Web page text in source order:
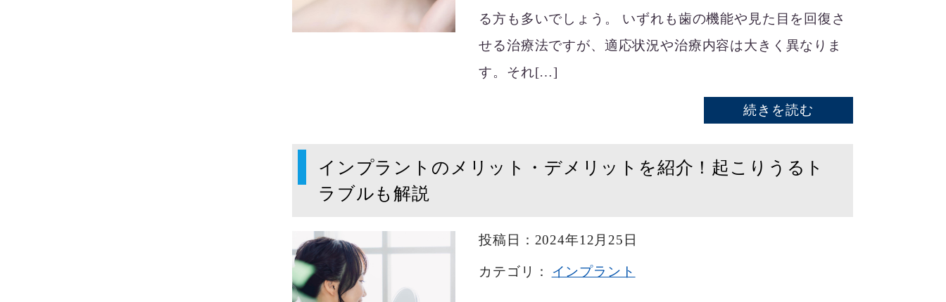
る方も多いでしょう。 いずれも歯の機能や見た目を回復さ
せる治療法ですが、適応状況や治療内容は大きく異なりま
す。それ[…]
続きを読む
インプラントのメリット・デメリットを紹介！起こりうるト
ラブルも解説
投稿日：2024年12月25日
カテゴリ： インプラント